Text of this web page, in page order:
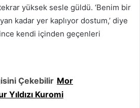
yüksek sesle güldü. ‘Benim bir
kadar yer kaplıyor dostum,’ diye
kendi içinden geçenleri
Çekebilir Mor
Yıldızı Kuromi